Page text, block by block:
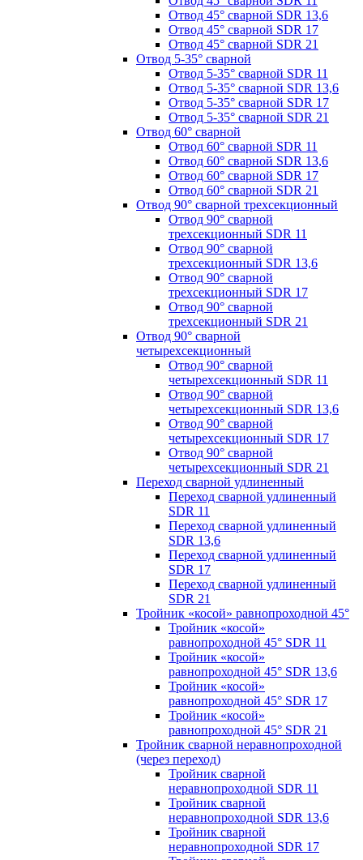
Отвод 45° сварной SDR 13,6
Отвод 45° сварной SDR 17
Отвод 45° сварной SDR 21
Отвод 5-35° сварной
Отвод 5-35° сварной SDR 11
Отвод 5-35° сварной SDR 13,6
Отвод 5-35° сварной SDR 17
Отвод 5-35° сварной SDR 21
Отвод 60° сварной
Отвод 60° сварной SDR 11
Отвод 60° сварной SDR 13,6
Отвод 60° сварной SDR 17
Отвод 60° сварной SDR 21
Отвод 90° сварной трехсекционный
Отвод 90° сварной
трехсекционный SDR 11
Отвод 90° сварной
трехсекционный SDR 13,6
Отвод 90° сварной
трехсекционный SDR 17
Отвод 90° сварной
трехсекционный SDR 21
Отвод 90° сварной
четырехсекционный
Отвод 90° сварной
четырехсекционный SDR 11
Отвод 90° сварной
четырехсекционный SDR 13,6
Отвод 90° сварной
четырехсекционный SDR 17
Отвод 90° сварной
четырехсекционный SDR 21
Переход сварной удлиненный
Переход сварной удлиненный
SDR 11
Переход сварной удлиненный
SDR 13,6
Переход сварной удлиненный
SDR 17
Переход сварной удлиненный
SDR 21
Тройник «косой» равнопроходной 45°
Тройник «косой»
равнопроходной 45° SDR 11
Тройник «косой»
равнопроходной 45° SDR 13,6
Тройник «косой»
равнопроходной 45° SDR 17
Тройник «косой»
равнопроходной 45° SDR 21
Тройник сварной неравнопроходной
(через переход)
Тройник сварной
неравнопроходной SDR 11
Тройник сварной
неравнопроходной SDR 13,6
Тройник сварной
неравнопроходной SDR 17